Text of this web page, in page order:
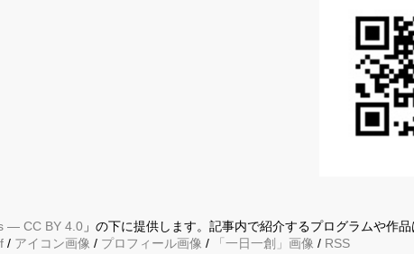
— CC BY 4.0 」の下に提供します。記事内で紹介するプログラムや作
/ アイコン画像 / プロフィール画像 / 「一日一創」画像 / RSS